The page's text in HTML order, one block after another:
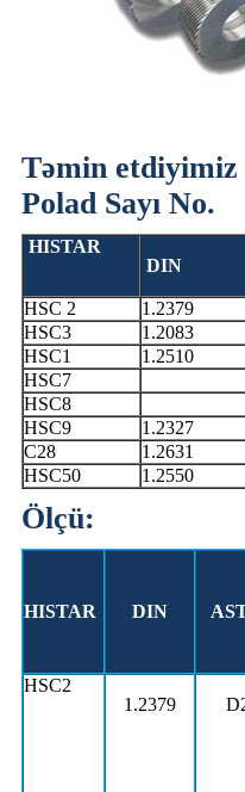
Təmin etdiyimiz
Polad Sayı No.
HISTAR
DIN
HSC 2 1.2379
HSC3
1.2083
HSC1
1.2510
HSC7
HSC8
HSC9
1.2327
C28
1.2631
HSC50
1.2550
Ölçü:
HISTAR DIN
HSC2
1.2379